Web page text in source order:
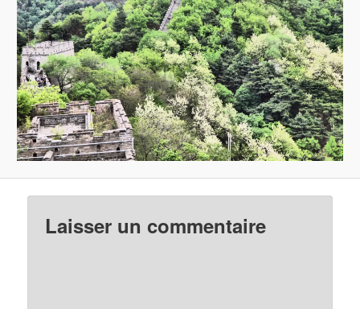
Laisser un commentaire